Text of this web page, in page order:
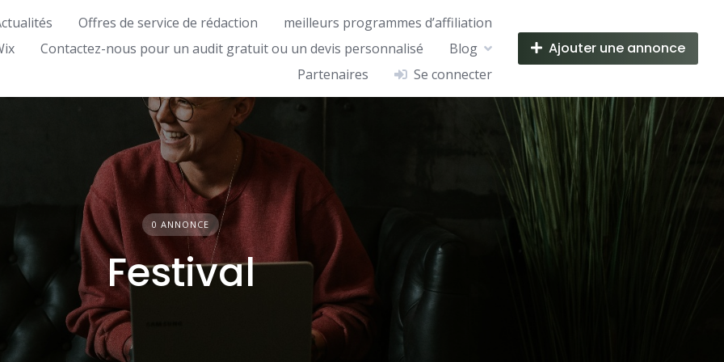
Offres de service de rédaction
meilleurs programmes d’affiliation
Contactez-nous pour un audit gratuit ou un devis personnalisé
Blog
Partenaires
Se connecter
Ajouter une annonce
0 ANNONCE
Festival